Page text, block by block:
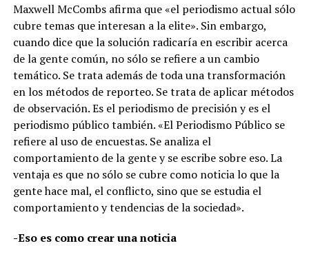
Maxwell McCombs afirma que «el periodismo actual sólo
cubre temas que interesan a la elite». Sin embargo,
cuando dice que la solución radicaría en escribir acerca
de la gente común, no sólo se refiere a un cambio
temático. Se trata además de toda una transformación
en los métodos de reporteo. Se trata de aplicar métodos
de observación. Es el periodismo de precisión y es el
periodismo público también. «El Periodismo Público se
refiere al uso de encuestas. Se analiza el
comportamiento de la gente y se escribe sobre eso. La
ventaja es que no sólo se cubre como noticia lo que la
gente hace mal, el conflicto, sino que se estudia el
comportamiento y tendencias de la sociedad».
-Eso es como crear una noticia